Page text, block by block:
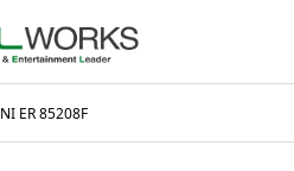
ER 85208F